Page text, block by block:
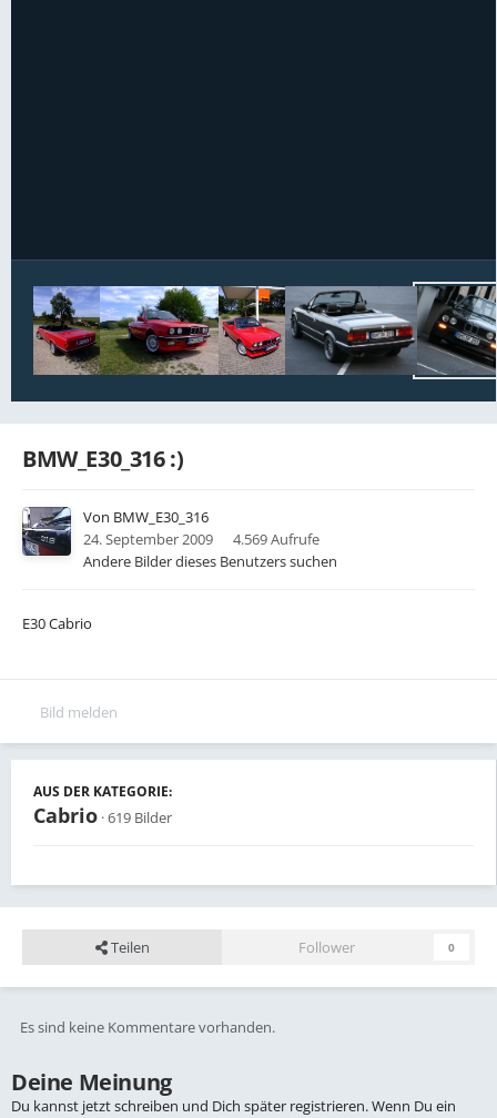
BMW_E30_316 :)
Von BMW_E30_316
24. September 2009
4.569 Aufrufe
Andere Bilder dieses Benutzers suchen
E30 Cabrio
Bild melden
AUS DER KATEGORIE:
Cabrio · 619 Bilder
Teilen Follower 0
Es sind keine Kommentare vorhanden.
Deine Meinung
Du kannst jetzt schreiben und Dich später registrieren. Wenn Du ein